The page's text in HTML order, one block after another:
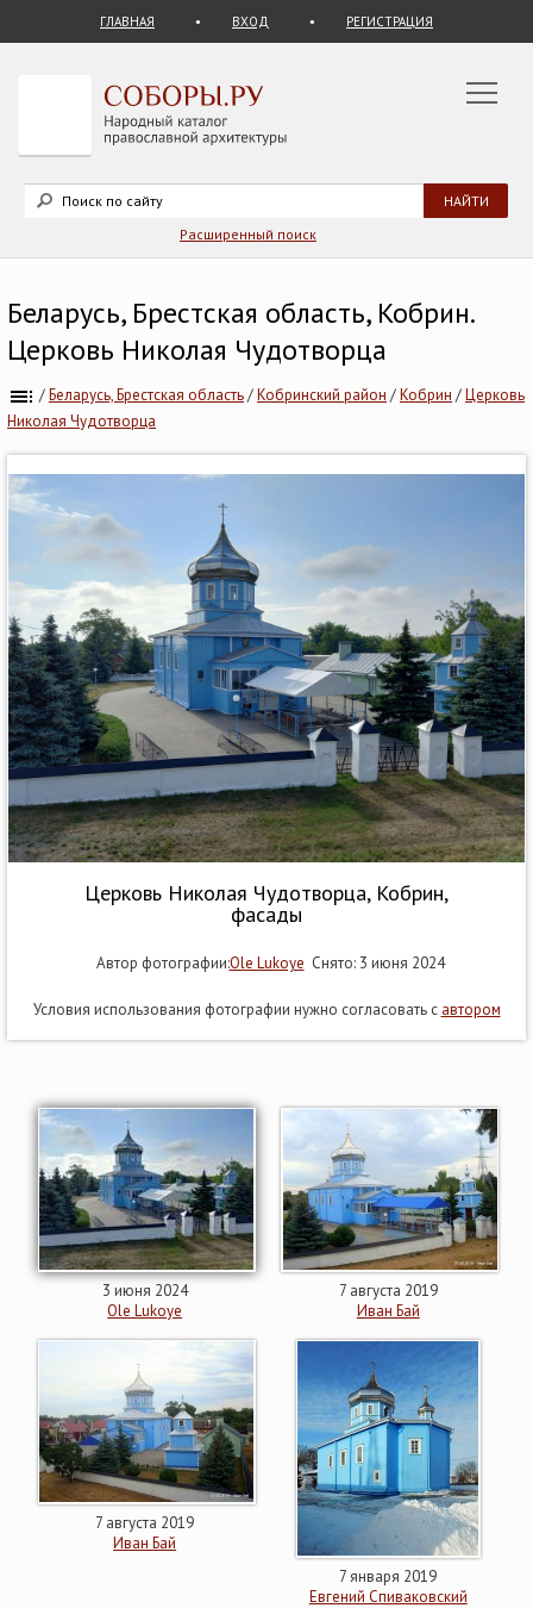
ГЛАВНАЯ ВХОД РЕГИСТРАЦИЯ
Расширенный поиск
Беларусь, Брестская область, Кобрин.
Церковь Николая Чудотворца
/Беларусь, Брестская область/Кобринский район /Кобрин /Церковь
Николая Чудотворца
Церковь Николая Чудотворца, Кобрин,
фасады
Автор фотографии:Ole Lukoye Снято: 3 июня 2024
Условия использования фотографии нужно согласовать с автором
3 июня 2024
Ole Lukoye
7 августа 2019
Иван Бай
7 августа 2019
Иван Бай
7 января 2019
Евгений Спиваковский